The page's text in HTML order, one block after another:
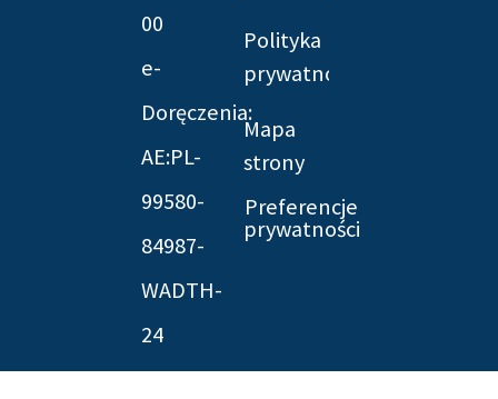
00
e-
Doręczenia:
AE:PL-
99580-
84987-
WADTH-
24
Polityka
prywatności
Mapa
strony
Preferencje
prywatności